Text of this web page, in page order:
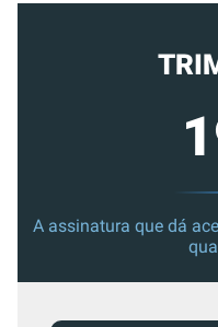
A assinatura que dá